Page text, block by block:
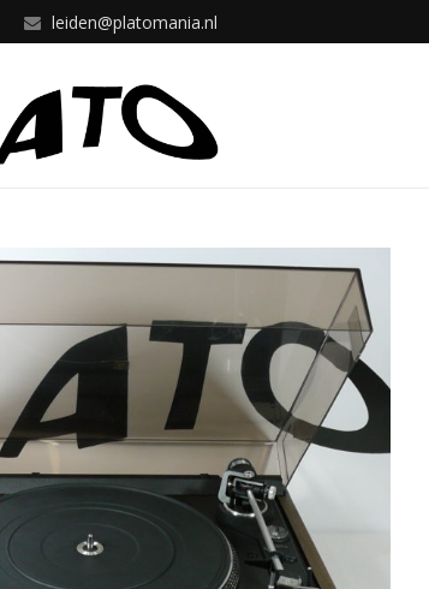
leiden@platomania.nl